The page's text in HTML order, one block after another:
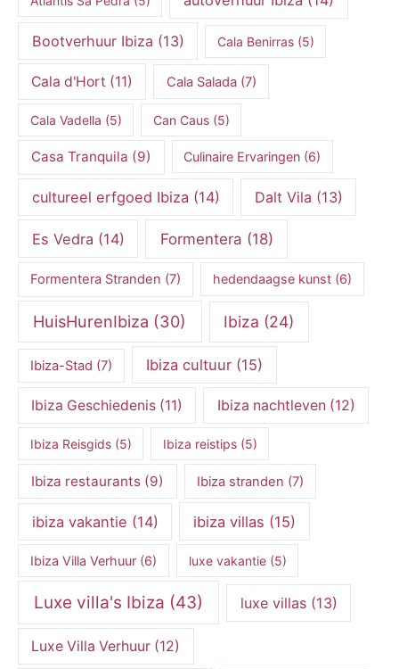
Bootverhuur Ibiza (13) Cala Benirras(5)
Cala d'Hort (11) Cala Salada(7)
Cala Vadella (5) Can Caus(5)
Casa Tranquila (9) Culinaire Ervaringen (6)
cultureel erfgoed Ibiza (14) Dalt Vila (13)
Es Vedra (14) Formentera (18)
Formentera Stranden (7) hedendaagse kunst (6)
HuisHurenIbiza (30) Ibiza (24)
Ibiza-Stad (7) Ibiza cultuur (15)
Ibiza Geschiedenis (11) Ibiza nachtleven (12)
Ibiza Reisgids(5) Ibiza reistips(5)
Ibiza restaurants(9) Ibiza stranden (7)
ibiza vakantie (14) ibiza villas (15)
Ibiza Villa Verhuur(6) luxe vakantie(5)
Luxe villa's Ibiza (43) luxe villas(13)
Luxe Villa Verhuur (12)